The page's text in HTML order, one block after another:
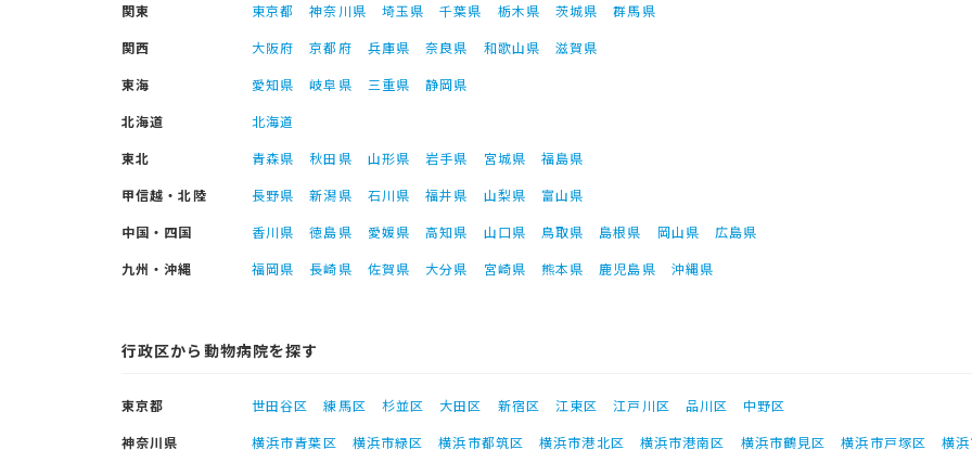
関東 東京都 神奈川県 埼玉県 千葉県 栃木県 茨城県
群馬県
関西
大阪府 京都府 兵庫県 奈良県 和歌山県
滋賀県
東海
愛知県 岐阜県 三重県
静岡県
北海道
北海道
東北
青森県 秋田県 山形県 岩手県 宮城県
福島県
甲信越・北陸
長野県 新潟県 石川県 福井県 山梨県
富山県
中国・四国
香川県 徳島県 愛媛県 高知県 山口県 鳥取県 島根県 岡山県
広島県
九州・沖縄
福岡県 長崎県 佐賀県 大分県 宮崎県 熊本県 鹿児島県 沖縄県
行政区から動物病院を探す
東京都 世田谷区 練馬区 杉並区 大田区 新宿区 江東区 江戸川区 品川区
中野区
神奈川県
横浜市青葉区 横浜市緑区 横浜市都筑区 横浜市港北区 横浜市港南区 横浜市鶴見区 横浜市戸塚区
横